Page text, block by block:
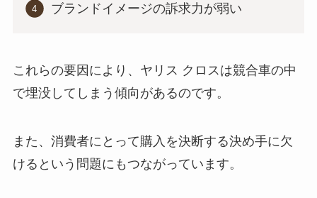
ブランドイメージの訴求力が弱い
これらの要因により、ヤリス クロスは競合車の中
で埋没してしまう傾向があるのです。
また、消費者にとって購入を決断する決め手に欠
けるという問題にもつながっています。